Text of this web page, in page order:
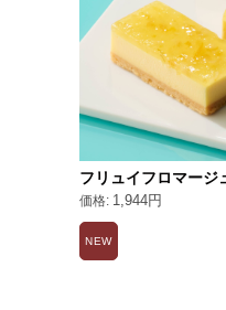
フリュイフロマージ
1,944円
NEW